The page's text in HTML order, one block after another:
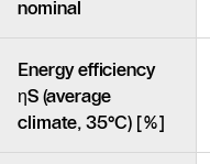
nominal
Energy efficiency
ηS (average
climate, 35°C) [%]